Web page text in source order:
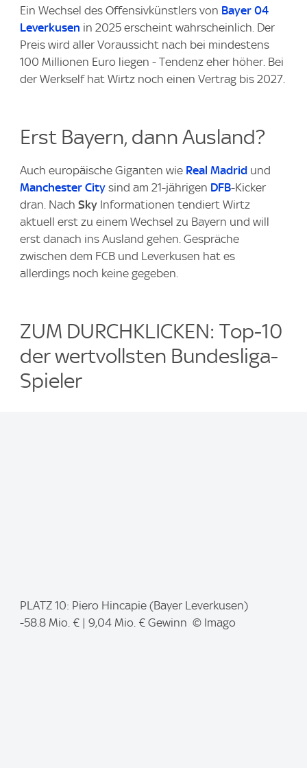
Ein Wechsel des Offensivkünstlers von Bayer 04
Leverkusen in 2025 erscheint wahrscheinlich. Der
Preis wird aller Voraussicht nach bei mindestens
100 Millionen Euro liegen - Tendenz eher höher. Bei
der Werkself hat Wirtz noch einen Vertrag bis 2027.
Erst Bayern, dann Ausland?
Auch europäische Giganten wie Real Madrid und
Manchester City sind am 21-jährigen DFB-Kicker
dran. Nach Sky Informationen tendiert Wirtz
aktuell erst zu einem Wechsel zu Bayern und will
erst danach ins Ausland gehen. Gespräche
zwischen dem FCB und Leverkusen hat es
allerdings noch keine gegeben.
ZUM DURCHKLICKEN: Top-10
der wertvollsten Bundesliga-
Spieler
m
PLATZ 10: Piero Hincapie (Bayer Leverkusen)
-58.8 Mio. € | 9,04 Mio. € Gewinn © Imago